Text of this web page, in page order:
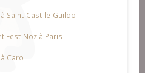
Saint-Cast-le-Guildo
Fest-Noz à Paris
Caro